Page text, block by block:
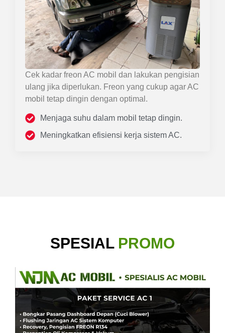
Cek kadar freon AC mobil dan lakukan pengisian
ulang jika diperlukan. Freon yang cukup agar AC
mobil tetap dingin dengan optimal.
Menjaga suhu dalam mobil tetap dingin.
Meningkatkan efisiensi kerja sistem AC.
SPESIAL PROMO